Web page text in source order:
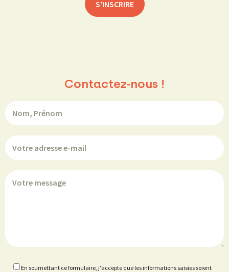
Contactez-nous !
En soumettant ce formulaire, j'accepte que les informations saisies soient